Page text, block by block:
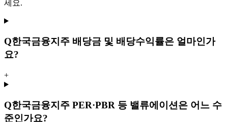
세요.
Q한국금융지주 배당금 및 배당수익률은 얼마인가
요?
+
Q한국금융지주 PER·PBR 등 밸류에이션은 어느 수
준인가요?